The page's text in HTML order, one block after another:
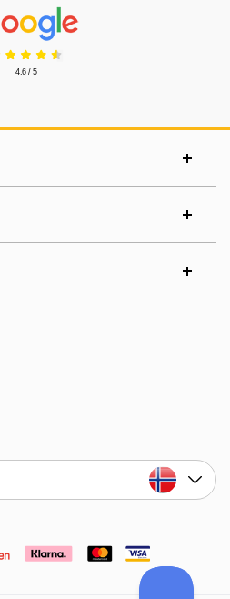
Prisjakt Vurdering: 4.6 Stjerne
4.6 / 5